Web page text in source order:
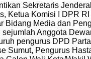
Sekretaris
Ketua Komisi I DPR
Bidang Media dan
sejumlah Anggota
pengurus DPD
Sumut, Pengurus